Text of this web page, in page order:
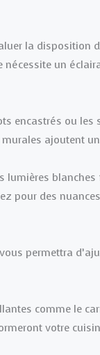
la disposition
nécessite un
encastrés ou
ajoutent
lumières
pour des
permettra
comme le
votre